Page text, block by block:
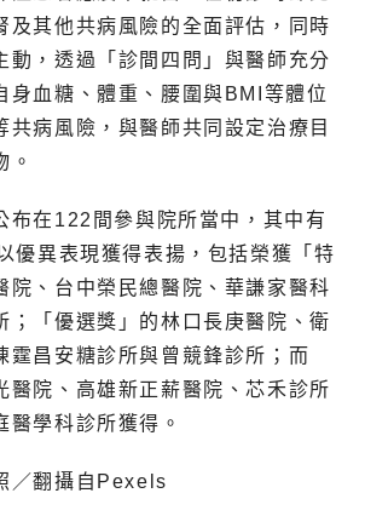
及其他共病風險的全面評估，同時
動，透過「診間四問」與醫師充分
身血糖、體重、腰圍與BMI等體位
共病風險，與醫師共同設定治療目
。
布在122間參與院所當中，其中有
優異表現獲得表揚，包括榮獲「特
院、台中榮民總醫院、華謙家醫科
；「優選獎」的林口長庚醫院、衛
霆昌安糖診所與曾競鋒診所；而
醫院、高雄新正薪醫院、芯禾診所
醫學科診所獲得。
／翻攝自Pexels